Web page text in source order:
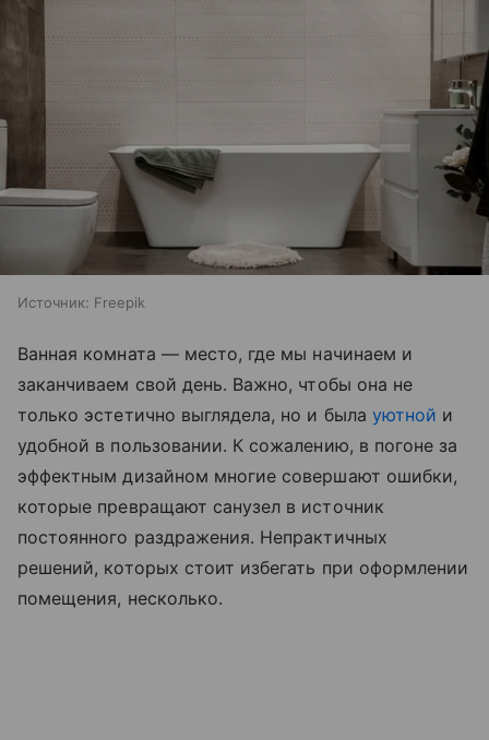
Источник: Freepik
Ванная комната — место, где мы начинаем и
заканчиваем свой день. Важно, чтобы она не
только эстетично выглядела, но и была уютной и
удобной в пользовании. К сожалению, в погоне за
эффектным дизайном многие совершают ошибки,
которые превращают санузел в источник
постоянного раздражения. Непрактичных
решений, которых стоит избегать при оформлении
помещения, несколько.